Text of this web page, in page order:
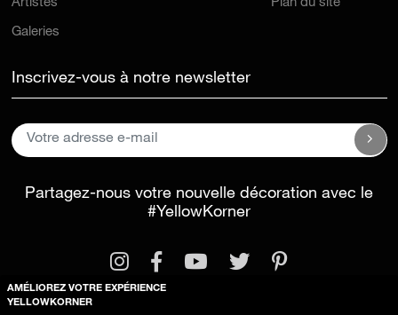
Artistes
Galeries
Plan du site
Inscrivez-vous à notre newsletter
Partagez-nous votre nouvelle décoration avec le
#YellowKorner
AMÉLIOREZ VOTRE EXPÉRIENCE
YELLOWKORNER